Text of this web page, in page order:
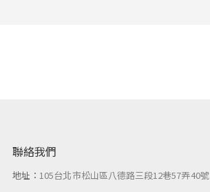
聯絡我們
地址： 105台北市松山區八德路三段12巷57弄40號